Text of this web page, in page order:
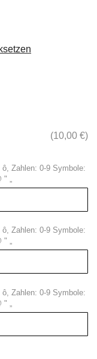
(10,00 €)
Zahlen: 0-9 Symbole:
„
Zahlen: 0-9 Symbole:
" „
Zahlen: 0-9 Symbole:
" „